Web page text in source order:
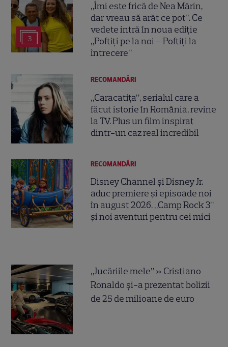
3
„Îmi este frică de Nea Mărin,
dar vreau să arăt ce pot”. Ce
vedete intră în noua ediție
„Poftiți pe la noi – Poftiți la
întrecere”
RECOMANDĂRI
„Caracatița”, serialul care a
făcut istorie în România, revine
la TV. Plus un film inspirat
dintr-un caz real incredibil
RECOMANDĂRI
Disney Channel și Disney Jr.
aduc premiere și episoade noi
în august 2026. „Camp Rock 3”
și noi aventuri pentru cei mici
„Jucăriile mele” » Cristiano
Ronaldo și-a prezentat bolizii
de 25 de milioane de euro